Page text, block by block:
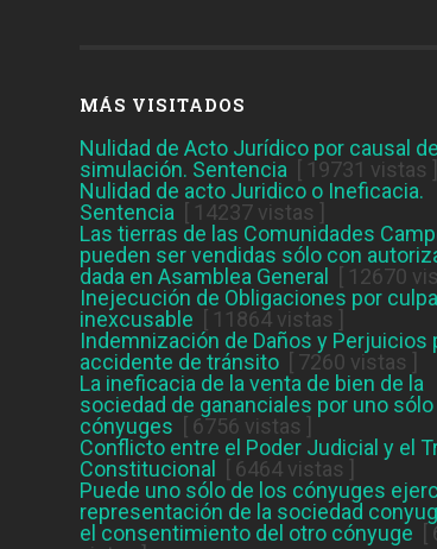
MÁS VISITADOS
Nulidad de Acto Jurídico por causal de
simulación. Sentencia [ 19731 vistas ]
Nulidad de acto Juridico o Ineficacia.
Sentencia [ 14237 vistas ]
Las tierras de las Comunidades
pueden ser vendidas sólo con
dada en Asamblea General
[ 12670
Inejecución de Obligaciones por culpa
inexcusable [ 11864 vistas ]
Indemnización de Daños y Perjuicios
accidente de tránsito [ 7260 vistas ]
La ineficacia de la venta de bien de la
sociedad de gananciales por uno
cónyuges [ 6756 vistas ]
Conflicto entre el Poder Judicial y el
Constitucional
[ 6464 vistas ]
Puede uno sólo de los cónyuges
representación de la sociedad
el consentimiento del otro cónyuge [